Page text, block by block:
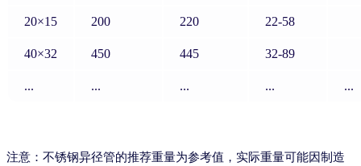
20×15 200 220 22-58
40×32 450 445 32-89
... ... ... ... ...
注意：不锈钢异径管的推荐重量为参考值，实际重量可能因制造